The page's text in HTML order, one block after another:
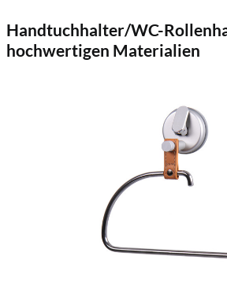
Handtuchhalter/WC-
hochwertigen Materialien